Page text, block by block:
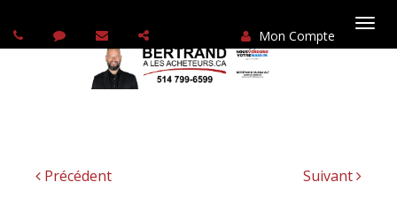
Mon Compte
Précédent Suivant